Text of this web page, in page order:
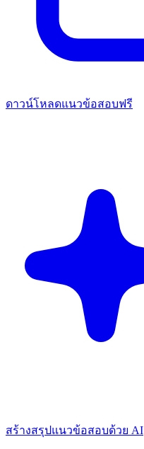
ดาวน์โหลดแนวข้อสอบฟรี
สร้างสรุปแนวข้อสอบด้วย AI